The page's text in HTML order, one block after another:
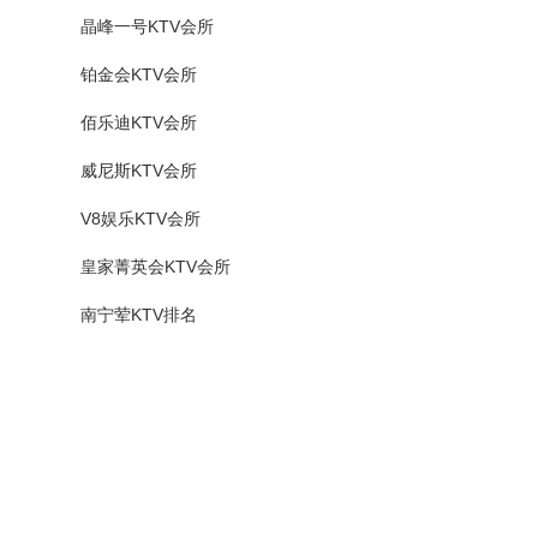
晶峰一号KTV会所
铂金会KTV会所
佰乐迪KTV会所
威尼斯KTV会所
V8娱乐KTV会所
皇家菁英会KTV会所
南宁荤KTV排名